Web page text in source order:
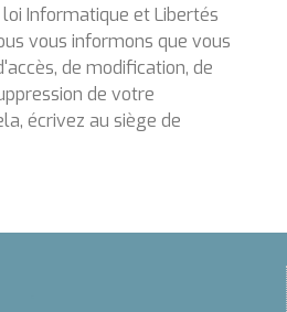
Informatique et Libertés
vous informons que vous
de modification, de
de votre
écrivez au siège de